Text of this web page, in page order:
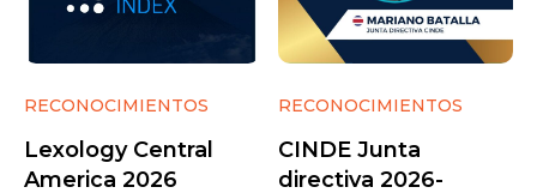
RECONOCIMIENTOS
Lexology Central
America 2026
RECONOCIMIENTOS
CINDE Junta
directiva 2026-